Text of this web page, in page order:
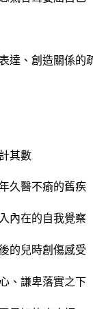
達、創造關係的
其數
久醫不瘉的舊疾
內在的自我覺察
的兒時創傷感受
、謙卑落實之下